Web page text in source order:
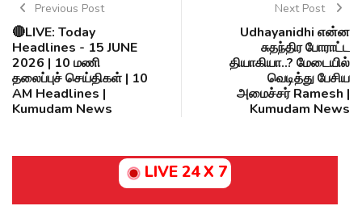
Previous Post
🔴LIVE: Today
Headlines - 15 JUNE
2026 | 10 மணி
தலைப்புச் செய்திகள் | 10
AM Headlines |
Kumudam News
Next Post
Udhayanidhi என்ன
சுதந்திர போராட்ட
தியாகியா..? மேடையில்
வெடித்து பேசிய
அமைச்சர் Ramesh |
Kumudam News
LIVE 24 X 7